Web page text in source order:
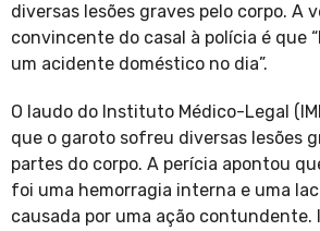
diversas lesões graves pelo corpo. A
convincente do casal à polícia é que
um acidente doméstico no dia”.
O laudo do Instituto Médico-Legal
que o garoto sofreu diversas lesões
partes do corpo. A perícia apontou
foi uma hemorragia interna e uma
causada por uma ação contundente.